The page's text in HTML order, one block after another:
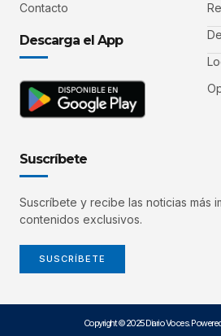
Contacto
Descarga el App
Suscríbete
Suscríbete y recibe las noticias más
contenidos exclusivos.
SUSCRÍBETE
Copyright © 2025 Diario Voces.